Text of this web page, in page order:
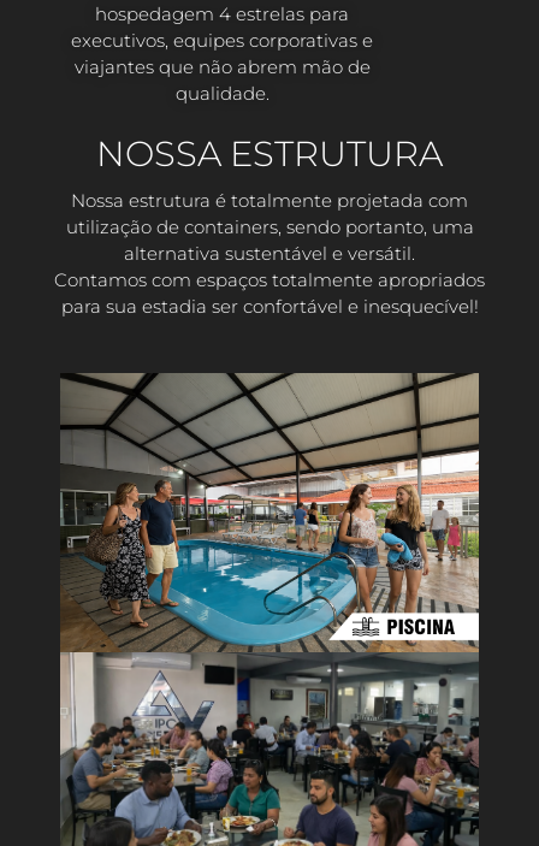
hospedagem 4 estrelas para
executivos, equipes corporativas e
viajantes que não abrem mão de
qualidade.
NOSSA ESTRUTURA
Nossa estrutura é totalmente projetada com
utilização de containers, sendo portanto, uma
alternativa sustentável e versátil.
Contamos com espaços totalmente apropriados
para sua estadia ser confortável e inesquecível!